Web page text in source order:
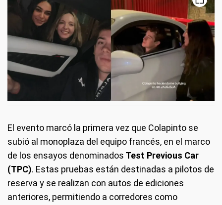
El evento marcó la primera vez que Colapinto se
subió al monoplaza del equipo francés, en el marco
de los ensayos denominados Test Previous Car
(TPC). Estas pruebas están destinadas a pilotos de
reserva y se realizan con autos de ediciones
anteriores, permitiendo a corredores como